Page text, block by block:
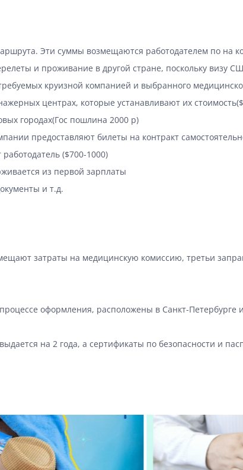
Эти суммы возмещаются работодателем по на
и проживание в другой стране, поскольку визу
круизной компанией и выбранного
центрах, которые устанавливают их
городах(Гос пошлина 2000 р)
предоставляют билеты на контракт
($700-1000)
из первой зарплаты
и т.д.
затраты на медицинскую комиссию, третьи
оформления, расположены в Санкт-Петербурге
на 2 года, а сертификаты по безопасности и